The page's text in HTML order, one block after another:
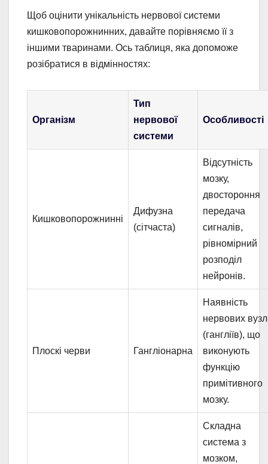
Щоб оцінити унікальність нервової системи
кишковопорожнинних, давайте порівняємо її з
іншими тваринами. Ось таблиця, яка допоможе
розібратися в відмінностях:
Організм
Тип
нервової
системи
Особливості
Кишковопорожнинні
Дифузна
(сітчаста)
Відсутність
мозку,
двостороння
передача
сигналів,
рівномірний
розподіл
нейронів.
Плоскі черви Гангліонарна
Наявність
нервових
(гангліїв), що
виконують
функцію
примітивного
мозку.
Складна
система з
мозком,